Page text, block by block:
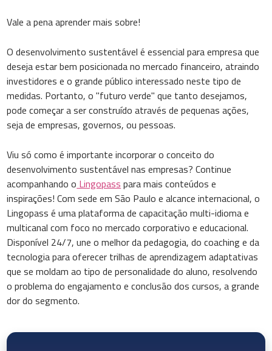
Vale a pena aprender mais sobre!
O desenvolvimento sustentável é essencial para empresa que
deseja estar bem posicionada no mercado financeiro, atraindo
investidores e o grande público interessado neste tipo de
medidas. Portanto, o "futuro verde" que tanto desejamos,
pode começar a ser construído através de pequenas ações,
seja de empresas, governos, ou pessoas.
Viu só como é importante incorporar o conceito do
desenvolvimento sustentável nas empresas? Continue
acompanhando o Lingopass para mais conteúdos e
inspirações! Com sede em São Paulo e alcance internacional, o
Lingopass é uma plataforma de capacitação multi-idioma e
multicanal com foco no mercado corporativo e educacional.
Disponível 24/7, une o melhor da pedagogia, do coaching e da
tecnologia para oferecer trilhas de aprendizagem adaptativas
que se moldam ao tipo de personalidade do aluno, resolvendo
o problema do engajamento e conclusão dos cursos, a grande
dor do segmento.